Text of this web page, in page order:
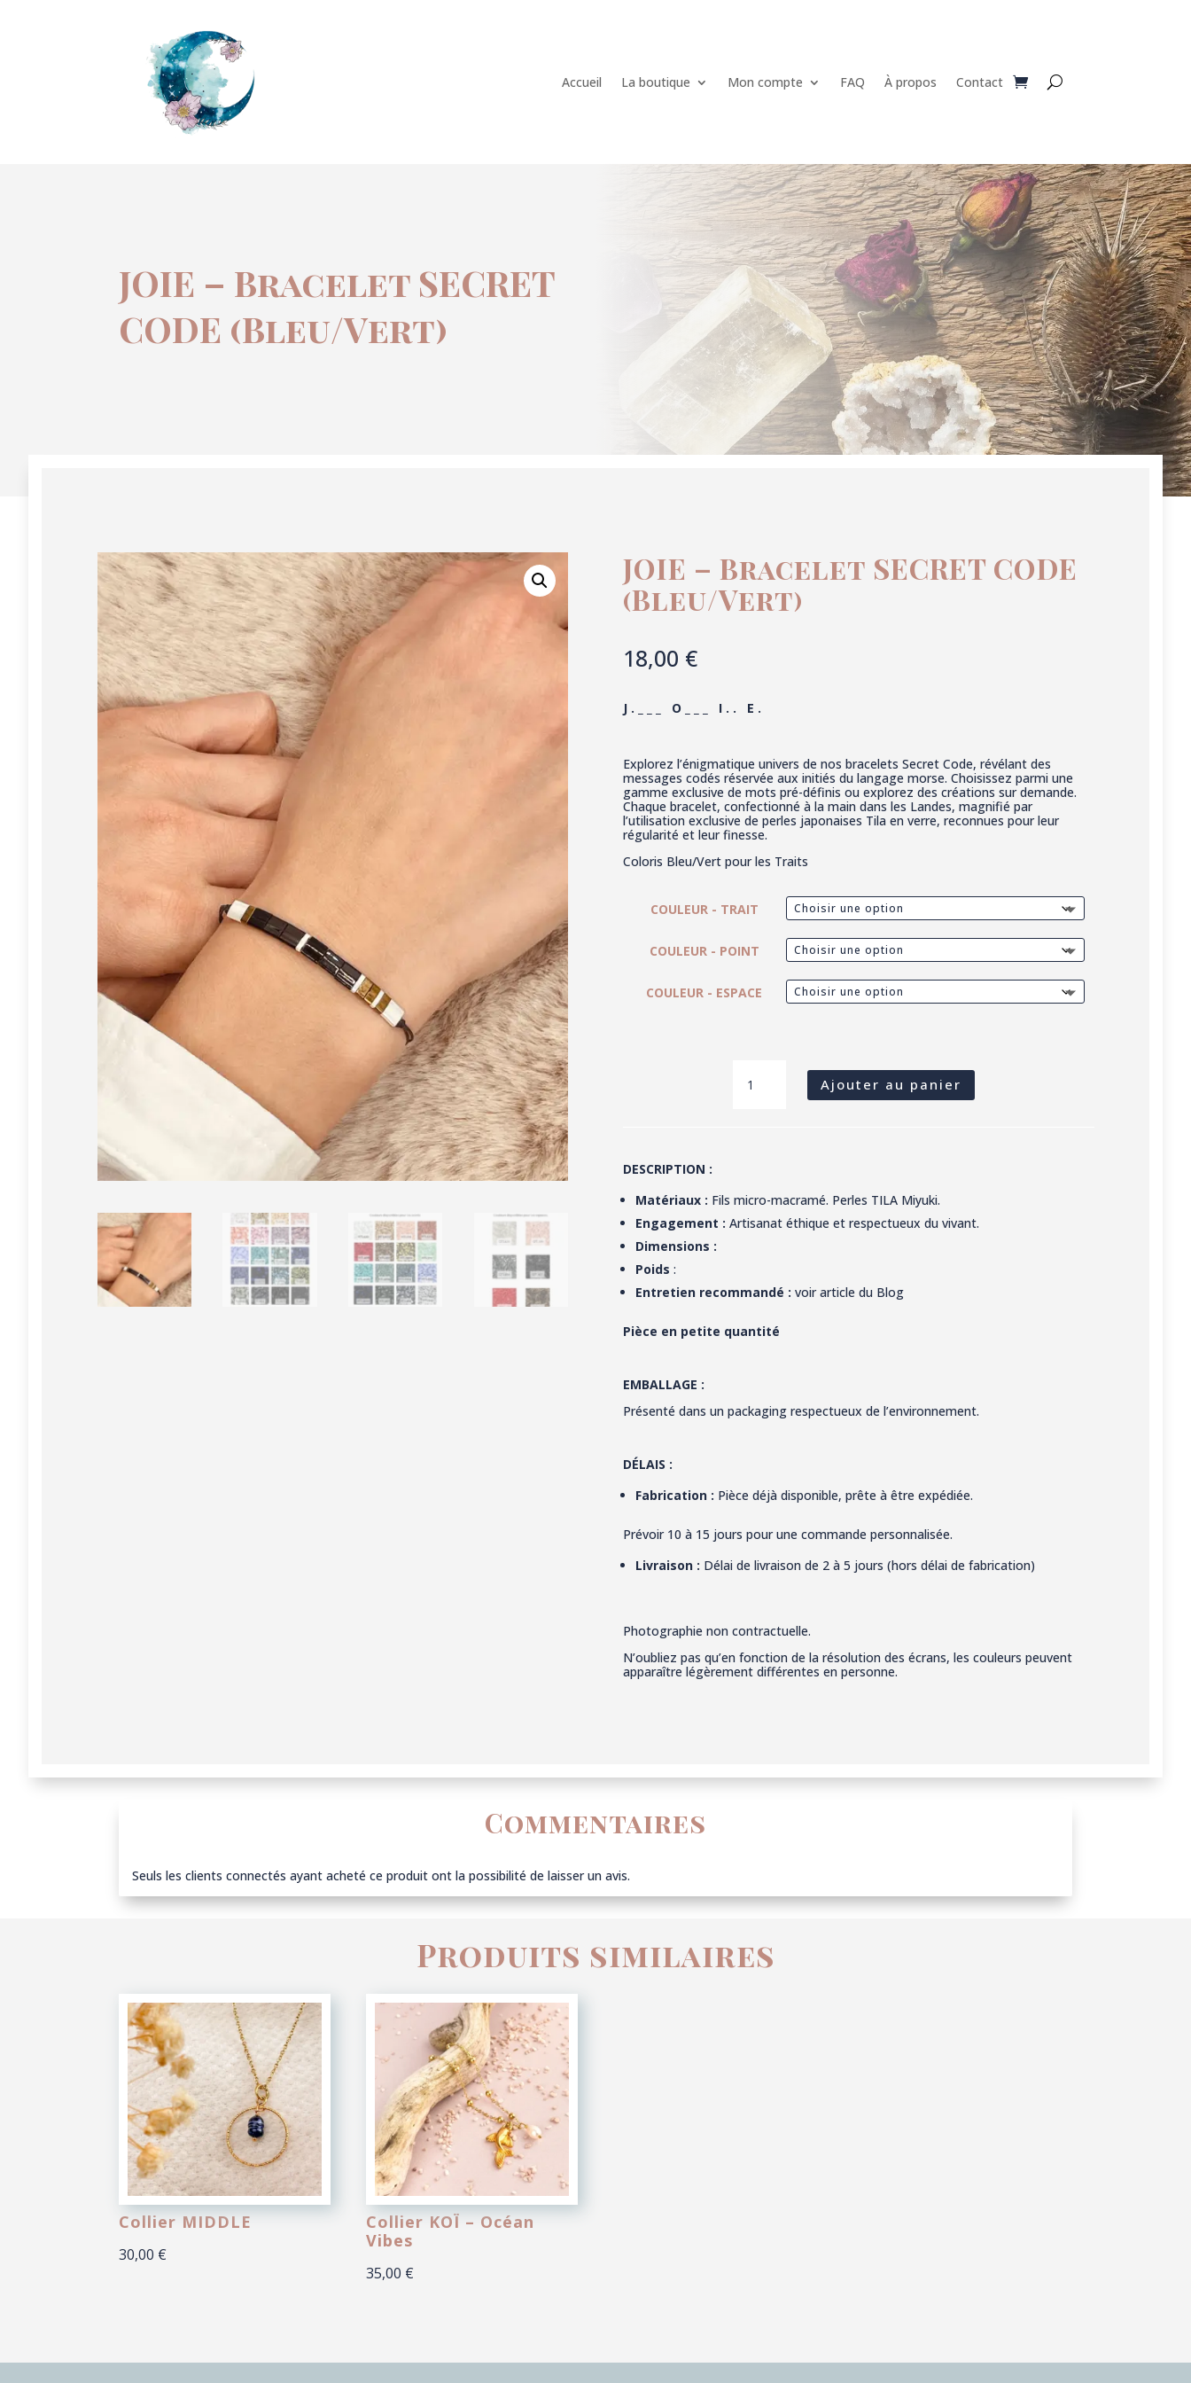
Accueil La boutique Mon compte FAQ À propos Contact
JOIE – Bracelet SECRET
CODE (Bleu/Vert)
JOIE – Bracelet SECRET CODE
(Bleu/Vert)
18,00 €
J . _ _ _ O _ _ _ I . . E .
Explorez l’énigmatique univers de nos bracelets Secret Code, révélant des
messages codés réservée aux initiés du langage morse. Choisissez parmi une
gamme exclusive de mots pré-définis ou explorez des créations sur demande.
Chaque bracelet, confectionné à la main dans les Landes, magnifié par
l’utilisation exclusive de perles japonaises Tila en verre, reconnues pour leur
régularité et leur finesse.
Coloris Bleu/Vert pour les Traits
COULEUR - TRAIT
COULEUR - POINT
COULEUR - ESPACE
DE
JOIE Ajouter au panier
DESCRIPTION :
Matériaux : Fils micro-macramé. Perles TILA Miyuki.
Engagement : Artisanat éthique et respectueux du vivant.
Dimensions :
Poids :
Entretien recommandé : voir article du Blog
Pièce en petite quantité
EMBALLAGE :
Présenté dans un packaging respectueux de l’environnement.
DÉLAIS :
Fabrication : Pièce déjà disponible, prête à être expédiée.
Prévoir 10 à 15 jours pour une commande personnalisée.
Livraison : Délai de livraison de 2 à 5 jours (hors délai de fabrication)
Photographie non contractuelle.
N’oubliez pas qu’en fonction de la résolution des écrans, les couleurs peuvent
apparaître légèrement différentes en personne.
Commentaires
Seuls les clients connectés ayant acheté ce produit ont la possibilité de laisser un avis.
Produits similaires
Collier MIDDLE
30,00 €
Collier KOÏ – Océan
Vibes
35,00 €